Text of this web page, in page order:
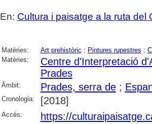
En: Cultura i paisatge a la ruta del
Matèries: Art prehistòric ; Pintures rupestres ;
Matèries:
Centre d'Interpretació
Prades
Àmbit: Prades, serra de;
Cronologia: [2018]
Accés: https://